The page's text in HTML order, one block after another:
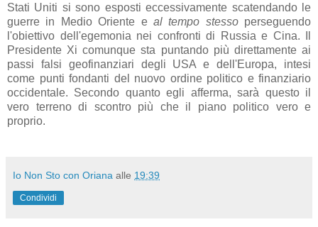
Stati Uniti si sono esposti eccessivamente scatendando le
guerre in Medio Oriente e al tempo stessoperseguendo
l'obiettivo dell'egemonia nei confronti di Russia e Cina. Il
Presidente Xi comunque sta puntando più direttamente ai
passi falsi geofinanziari degli USA e dell'Europa, intesi
come punti fondanti del nuovo ordine politico e finanziario
occidentale. Secondo quanto egli afferma, sarà questo il
vero terreno di scontro più che il piano politico vero e
proprio.
Io Non Sto con Oriana alle 19:39
Condividi